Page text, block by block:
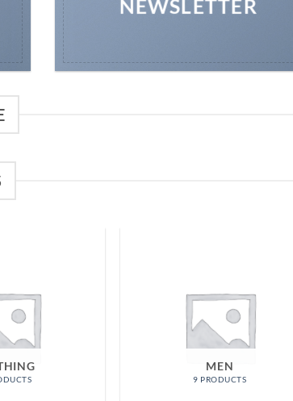
NEWSLETTER
MEN
9 PRODUCTS